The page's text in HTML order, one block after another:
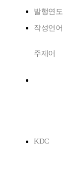
발행연도
작성언어
주제어
KDC